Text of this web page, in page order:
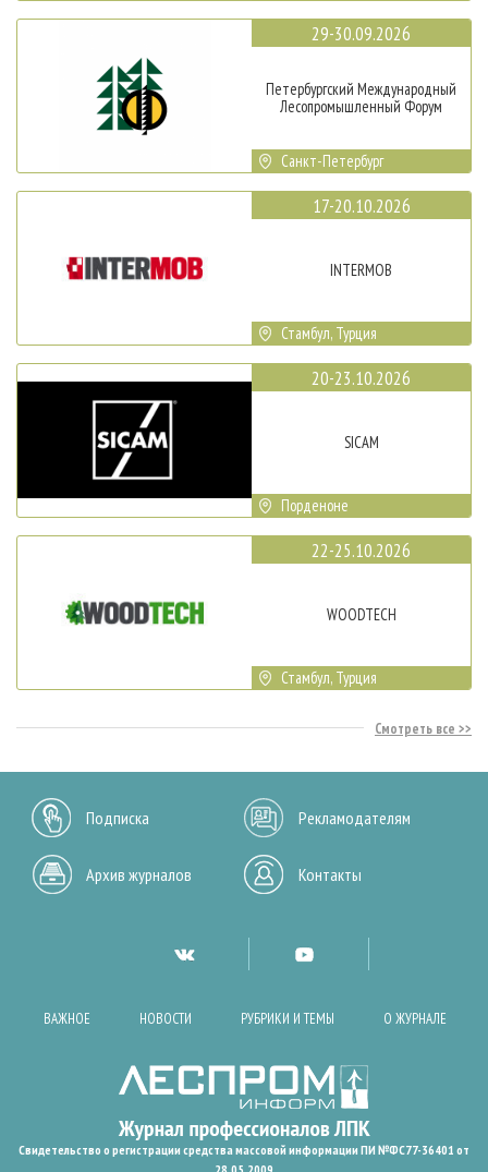
29-30.09.2026
Петербургский Международный
Лесопромышленный Форум
Санкт-Петербург
17-20.10.2026
INTERMOB
Стамбул, Турция
20-23.10.2026
SICAM
Порденоне
22-25.10.2026
WOODTECH
Стамбул, Турция
Смотреть все
Подписка Рекламодателям
Архив журналов Контакты
ВАЖНОЕ НОВОСТИ РУБРИКИ И ТЕМЫ О ЖУРНАЛЕ
Свидетельство о регистрации средства массовой информации ПИ №ФС77-36401 от